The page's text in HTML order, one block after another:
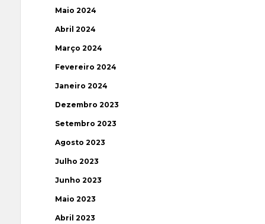
Maio 2024
Abril 2024
Março 2024
Fevereiro 2024
Janeiro 2024
Dezembro 2023
Setembro 2023
Agosto 2023
Julho 2023
Junho 2023
Maio 2023
Abril 2023